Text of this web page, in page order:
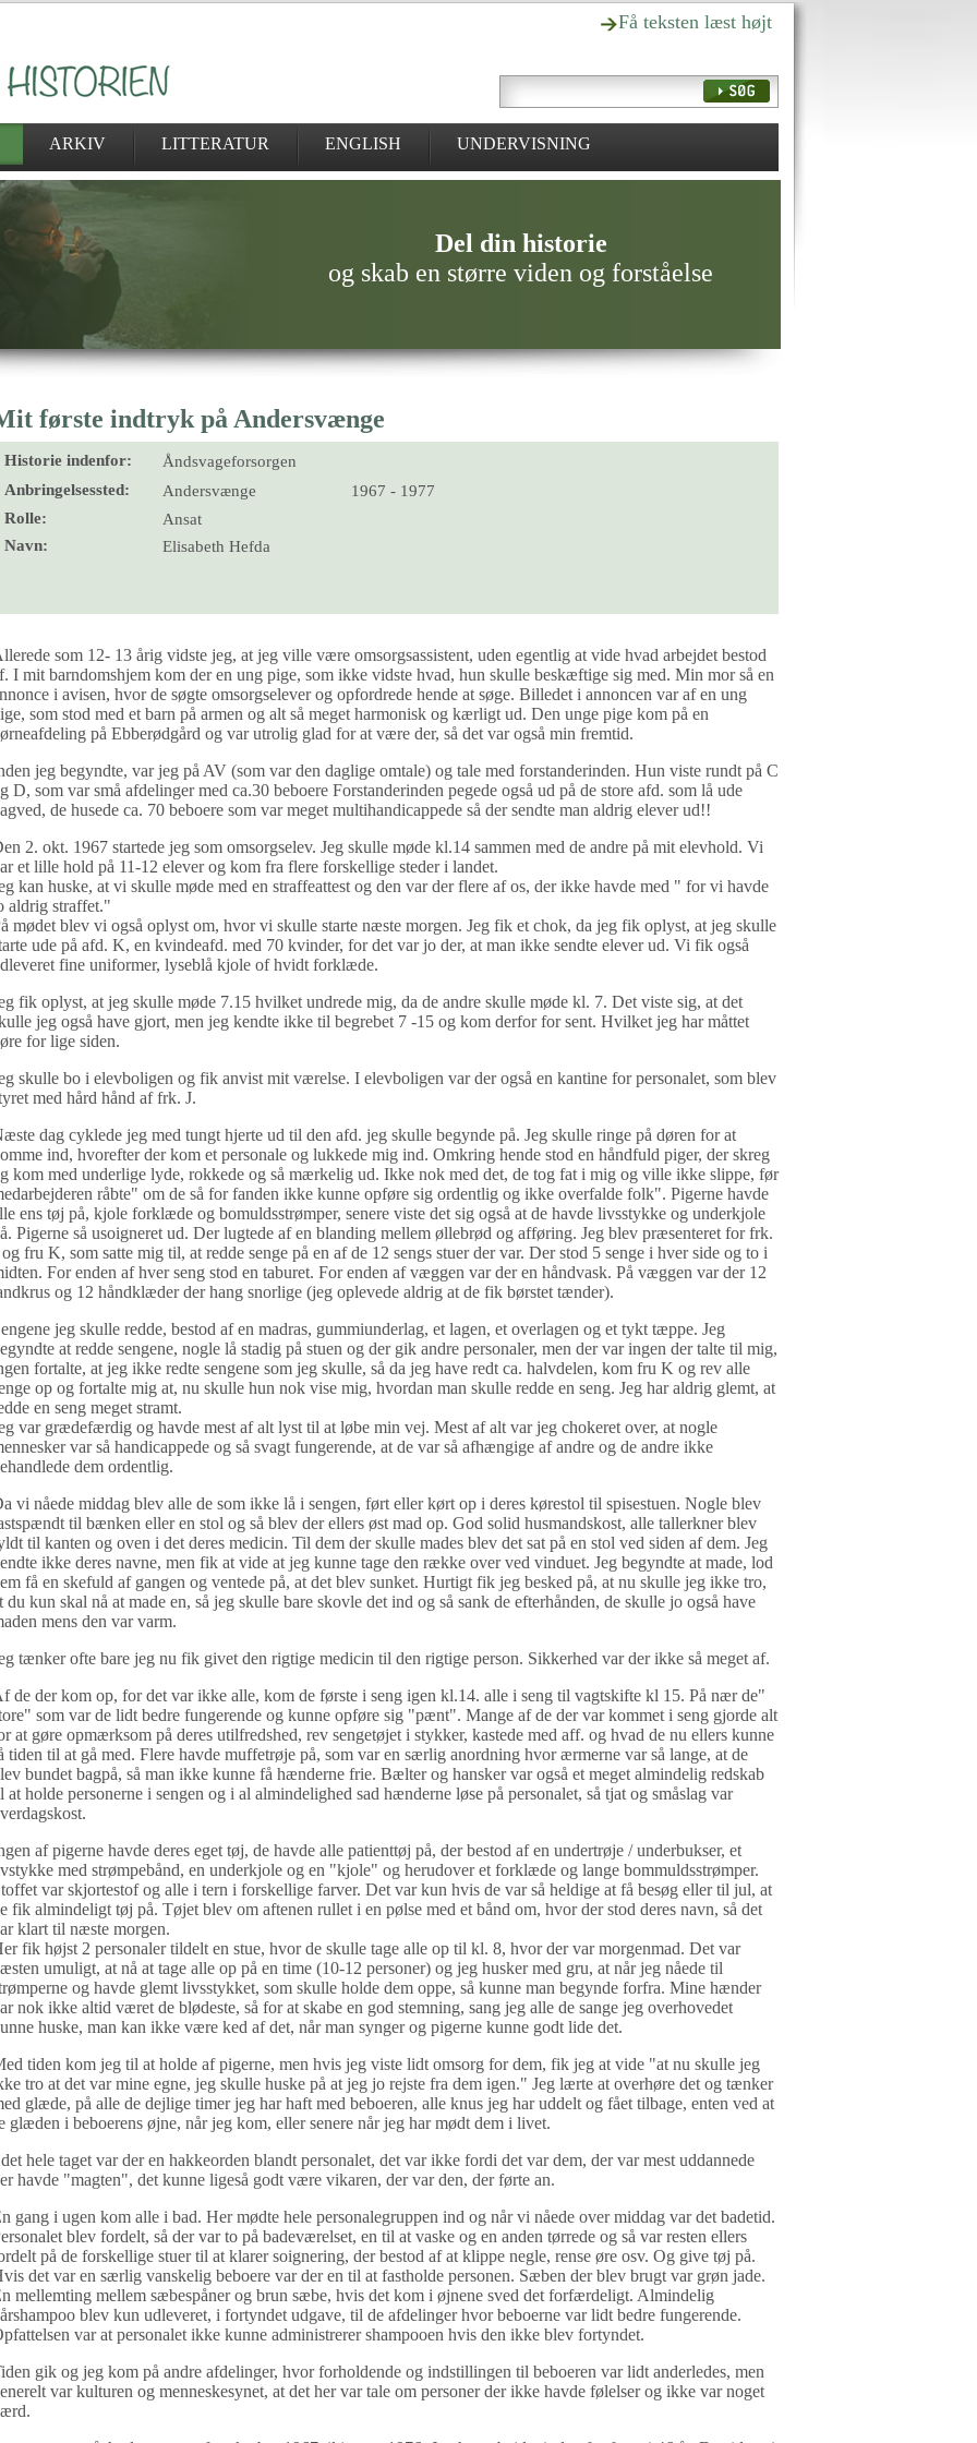
Få teksten læst højt
ARKIV LITTERATUR ENGLISH UNDERVISNING
Del din historie
og skab en større viden og forståelse
første indtryk på Andersvænge
Historie indenfor:
Åndsvageforsorgen
Anbringelsessted:
Andersvænge
1967 - 1977
Rolle:
Ansat
Navn:
Elisabeth Hefda
som 12- 13 årig vidste jeg, at jeg ville være omsorgsassistent, uden egentlig at vide hvad arbejdet bestod
I mit barndomshjem kom der en ung pige, som ikke vidste hvad, hun skulle beskæftige sig med. Min mor så en
i avisen, hvor de søgte omsorgselever og opfordrede hende at søge. Billedet i annoncen var af en ung
som stod med et barn på armen og alt så meget harmonisk og kærligt ud. Den unge pige kom på en
på Ebberødgård og var utrolig glad for at være der, så det var også min fremtid.
jeg begyndte, var jeg på AV (som var den daglige omtale) og tale med forstanderinden. Hun viste rundt på C
D, som var små afdelinger med ca.30 beboere Forstanderinden pegede også ud på de store afd. som lå ude
de husede ca. 70 beboere som var meget multihandicappede så der sendte man aldrig elever ud!!
2. okt. 1967 startede jeg som omsorgselev. Jeg skulle møde kl.14 sammen med de andre på mit elevhold. Vi
et lille hold på 11-12 elever og kom fra flere forskellige steder i landet.
kan huske, at vi skulle møde med en straffeattest og den var der flere af os, der ikke havde med " for vi havde
aldrig straffet."
mødet blev vi også oplyst om, hvor vi skulle starte næste morgen. Jeg fik et chok, da jeg fik oplyst, at jeg skulle
ude på afd. K, en kvindeafd. med 70 kvinder, for det var jo der, at man ikke sendte elever ud. Vi fik også
fine uniformer, lyseblå kjole of hvidt forklæde.
fik oplyst, at jeg skulle møde 7.15 hvilket undrede mig, da de andre skulle møde kl. 7. Det viste sig, at det
jeg også have gjort, men jeg kendte ikke til begrebet 7 -15 og kom derfor for sent. Hvilket jeg har måttet
for lige siden.
skulle bo i elevboligen og fik anvist mit værelse. I elevboligen var der også en kantine for personalet, som blev
med hård hånd af frk. J.
dag cyklede jeg med tungt hjerte ud til den afd. jeg skulle begynde på. Jeg skulle ringe på døren for at
ind, hvorefter der kom et personale og lukkede mig ind. Omkring hende stod en håndfuld piger, der skreg
kom med underlige lyde, rokkede og så mærkelig ud. Ikke nok med det, de tog fat i mig og ville ikke slippe, før
råbte" om de så for fanden ikke kunne opføre sig ordentlig og ikke overfalde folk". Pigerne havde
ens tøj på, kjole forklæde og bomuldsstrømper, senere viste det sig også at de havde livsstykke og underkjole
Pigerne så usoigneret ud. Der lugtede af en blanding mellem øllebrød og afføring. Jeg blev præsenteret for frk.
og fru K, som satte mig til, at redde senge på en af de 12 sengs stuer der var. Der stod 5 senge i hver side og to i
For enden af hver seng stod en taburet. For enden af væggen var der en håndvask. På væggen var der 12
og 12 håndklæder der hang snorlige (jeg oplevede aldrig at de fik børstet tænder).
jeg skulle redde, bestod af en madras, gummiunderlag, et lagen, et overlagen og et tykt tæppe. Jeg
at redde sengene, nogle lå stadig på stuen og der gik andre personaler, men der var ingen der talte til mig,
fortalte, at jeg ikke redte sengene som jeg skulle, så da jeg have redt ca. halvdelen, kom fru K og rev alle
op og fortalte mig at, nu skulle hun nok vise mig, hvordan man skulle redde en seng. Jeg har aldrig glemt, at
en seng meget stramt.
var grædefærdig og havde mest af alt lyst til at løbe min vej. Mest af alt var jeg chokeret over, at nogle
var så handicappede og så svagt fungerende, at de var så afhængige af andre og de andre ikke
dem ordentlig.
vi nåede middag blev alle de som ikke lå i sengen, ført eller kørt op i deres kørestol til spisestuen. Nogle blev
til bænken eller en stol og så blev der ellers øst mad op. God solid husmandskost, alle tallerkner blev
til kanten og oven i det deres medicin. Til dem der skulle mades blev det sat på en stol ved siden af dem. Jeg
ikke deres navne, men fik at vide at jeg kunne tage den række over ved vinduet. Jeg begyndte at made, lod
få en skefuld af gangen og ventede på, at det blev sunket. Hurtigt fik jeg besked på, at nu skulle jeg ikke tro,
du kun skal nå at made en, så jeg skulle bare skovle det ind og så sank de efterhånden, de skulle jo også have
mens den var varm.
tænker ofte bare jeg nu fik givet den rigtige medicin til den rigtige person. Sikkerhed var der ikke så meget af.
de der kom op, for det var ikke alle, kom de første i seng igen kl.14. alle i seng til vagtskifte kl 15. På nær de"
som var de lidt bedre fungerende og kunne opføre sig "pænt". Mange af de der var kommet i seng gjorde alt
at gøre opmærksom på deres utilfredshed, rev sengetøjet i stykker, kastede med aff. og hvad de nu ellers kunne
tiden til at gå med. Flere havde muffetrøje på, som var en særlig anordning hvor ærmerne var så lange, at de
bundet bagpå, så man ikke kunne få hænderne frie. Bælter og hansker var også et meget almindelig redskab
at holde personerne i sengen og i al almindelighed sad hænderne løse på personalet, så tjat og småslag var
af pigerne havde deres eget tøj, de havde alle patienttøj på, der bestod af en undertrøje / underbukser, et
med strømpebånd, en underkjole og en "kjole" og herudover et forklæde og lange bommuldsstrømper.
var skjortestof og alle i tern i forskellige farver. Det var kun hvis de var så heldige at få besøg eller til jul, at
fik almindeligt tøj på. Tøjet blev om aftenen rullet i en pølse med et bånd om, hvor der stod deres navn, så det
klart til næste morgen.
fik højst 2 personaler tildelt en stue, hvor de skulle tage alle op til kl. 8, hvor der var morgenmad. Det var
umuligt, at nå at tage alle op på en time (10-12 personer) og jeg husker med gru, at når jeg nåede til
og havde glemt livsstykket, som skulle holde dem oppe, så kunne man begynde forfra. Mine hænder
nok ikke altid været de blødeste, så for at skabe en god stemning, sang jeg alle de sange jeg overhovedet
huske, man kan ikke være ked af det, når man synger og pigerne kunne godt lide det.
tiden kom jeg til at holde af pigerne, men hvis jeg viste lidt omsorg for dem, fik jeg at vide "at nu skulle jeg
tro at det var mine egne, jeg skulle huske på at jeg jo rejste fra dem igen." Jeg lærte at overhøre det og tænker
glæde, på alle de dejlige timer jeg har haft med beboeren, alle knus jeg har uddelt og fået tilbage, enten ved at
glæden i beboerens øjne, når jeg kom, eller senere når jeg har mødt dem i livet.
hele taget var der en hakkeorden blandt personalet, det var ikke fordi det var dem, der var mest uddannede
havde "magten", det kunne ligeså godt være vikaren, der var den, der førte an.
gang i ugen kom alle i bad. Her mødte hele personalegruppen ind og når vi nåede over middag var det badetid.
blev fordelt, så der var to på badeværelset, en til at vaske og en anden tørrede og så var resten ellers
på de forskellige stuer til at klarer soignering, der bestod af at klippe negle, rense øre osv. Og give tøj på.
det var en særlig vanskelig beboere var der en til at fastholde personen. Sæben der blev brugt var grøn jade.
mellemting mellem sæbespåner og brun sæbe, hvis det kom i øjnene sved det forfærdeligt. Almindelig
blev kun udleveret, i fortyndet udgave, til de afdelinger hvor beboerne var lidt bedre fungerende.
var at personalet ikke kunne administrerer shampooen hvis den ikke blev fortyndet.
gik og jeg kom på andre afdelinger, hvor forholdende og indstillingen til beboeren var lidt anderledes, men
var kulturen og menneskesynet, at det her var tale om personer der ikke havde følelser og ikke var noget